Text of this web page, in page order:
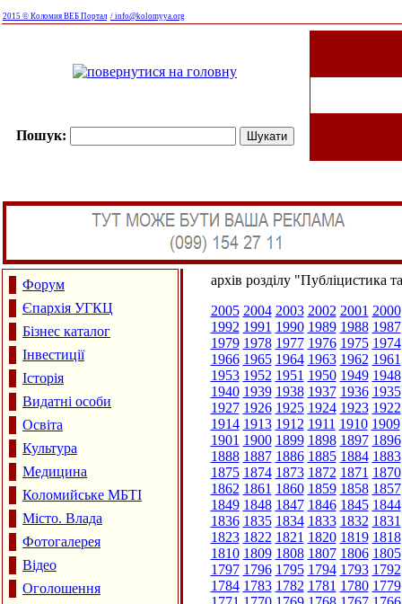
2015 © Коломия ВЕБ Портал / info@kolomyya.org
Пошук:
Форум
Єпархія УГКЦ
Бізнес каталог
Інвестиції
Історія
Видатні особи
Освіта
Культура
Медицина
Коломийське МБТІ
Місто. Влада
Фотогалерея
Відео
Оголошення
архів розділу "Публіцистика
2005 2004 2003 2002 2001 2000
1992 1991 1990 1989 1988 1987
1979 1978 1977 1976 1975 1974
1966 1965 1964 1963 1962 1961
1953 1952 1951 1950 1949 1948
1940 1939 1938 1937 1936 1935
1927 1926 1925 1924 1923 1922
1914 1913 1912 1911 1910 1909
1901 1900 1899 1898 1897 1896
1888 1887 1886 1885 1884 1883
1875 1874 1873 1872 1871 1870
1862 1861 1860 1859 1858 1857
1849 1848 1847 1846 1845 1844
1836 1835 1834 1833 1832 1831
1823 1822 1821 1820 1819 1818
1810 1809 1808 1807 1806 1805
1797 1796 1795 1794 1793 1792
1784 1783 1782 1781 1780 1779